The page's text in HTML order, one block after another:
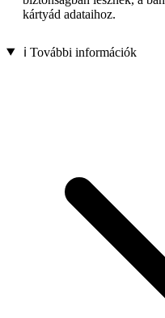
kártyád adataihoz.
ℹ️ További információk